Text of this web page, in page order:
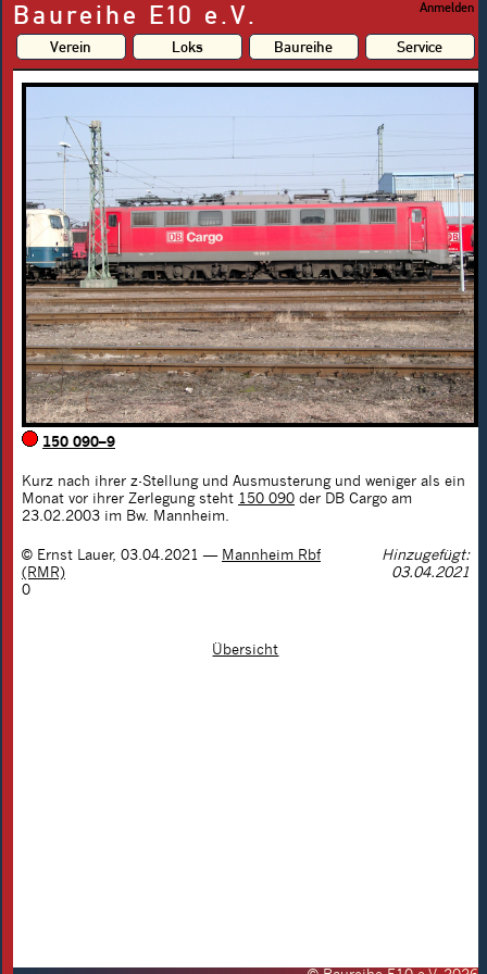
Baureihe E10 e.V. Anmelden
Verein Loks Baureihe Service
150 090–9
Kurz nach ihrer z-Stellung und Ausmusterung und weniger als ein
Monat vor ihrer Zerlegung steht 150 090 der DB Cargo am
23.02.2003 im Bw. Mannheim.
© Ernst Lauer, 03.04.2021 — Mannheim Rbf
(RMR)
Hinzugefügt:
03.04.2021
0
Übersicht